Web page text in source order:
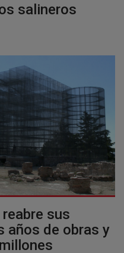
salineros
sus
años de obras y